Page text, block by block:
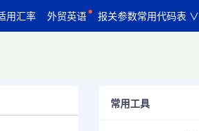
用汇率 外贸英语 报关参数常用代码表 ∨
常用工具